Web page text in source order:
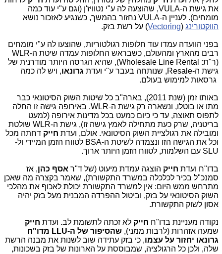
את גישת ה-VULA, שהוצעה לה ע"י נטוויז'ן (וגם ע"י עוד כמה
מומחים). לעניין ה-VULA נחזור בהמשך, כשנגיע לאזכור נושא
הווקטורינג (
Vectoring) על רשת בזק.
בפני הוועדה עמדו עוד חלופות רגולטוריות, שהוצעו לה ע"י מומחים
רבים מהארץ ומהעולם, כשבראש החלופות עמדה שיטת ה-WLR
(ר"ת: Wholesale Line Rental), שהיא הגרסה היותר מודרנית של
גישת ה-Resale, שנותחה בעבר ע"י ועדת
גרונאו, ויש לה כמה
גרסאות למימוש בעולם.
באותו זמן (שנת 2011), בארה"ב כל שיטות השוק הסיטונאי כבר
מתו או בוטלו, ונשארה רק גישת ה-WLR. באירופה גישה זו החלה
לתפוס תאוצה, עד כי כיום כמעט בכל מדינות אירופה (למעט
בריטניה, שרק כעת מתחילה לאמץ גישה זו), גישת ה-WLR שולטת
ומובילה את רגולציית השוק הסיטונאי. אולם, ועדת חייק דחתה מכל
וכל את הגישה הזו ונצמדה לשיטת ה-BSA לטווח הזמן המיידי ול-
SLU עם השלמות, לטווח הזמן היותר ארוך.
בדו"ח ועדת חייק הוצגה עמדת מיעוט (של ד"ר אסף כהן, אז
סמנכ"ל בכיר לכלכלה במשרד התקשורת), שאמר בקצרה מה שאכן
מתרחש ממש היום: אין למשרד התקשורת יכולת לאכוף את מהלכי
השוק הסיטונאי על בזק, וביטול ההפרדה המבנית מעל בזק יהיה
אסון לשוק התקשורת.
נקודה מעניינת בדו"ח חייק לא זכתה לתשומת לב. ועדת חייק
שמעה אזהרות (לרבות ממני),
שהסיפור של ה-LLU מדו"ח
גרונאו יחזור על עצמו, כי בזק עתידה שוב לשנות את מבנה הרשת
שלה, ולכן כל הרגולציה, שמבוססת על הארונות של בזק בשכונות,